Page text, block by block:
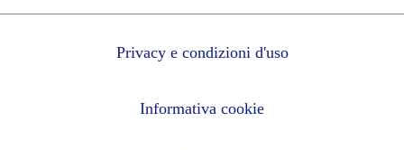
Privacy e condizioni d'uso
Informativa cookie